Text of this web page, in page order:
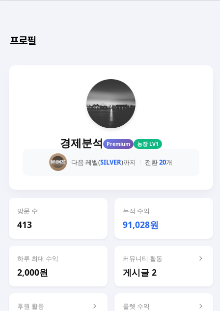
프로필
경제분석 Premium 농장 LV1
다음 레벨(SILVER)까지 전환20개
방문 수
413
누적 수익
91,028원
하루 최대 수익
2,000원
커뮤니티 활동
게시글 2
후원 활동 룰렛 수익